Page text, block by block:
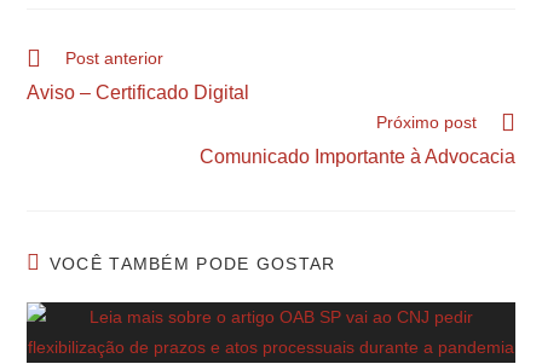
Post anterior
Aviso – Certificado Digital
Próximo post
Comunicado Importante à Advocacia
VOCÊ TAMBÉM PODE GOSTAR